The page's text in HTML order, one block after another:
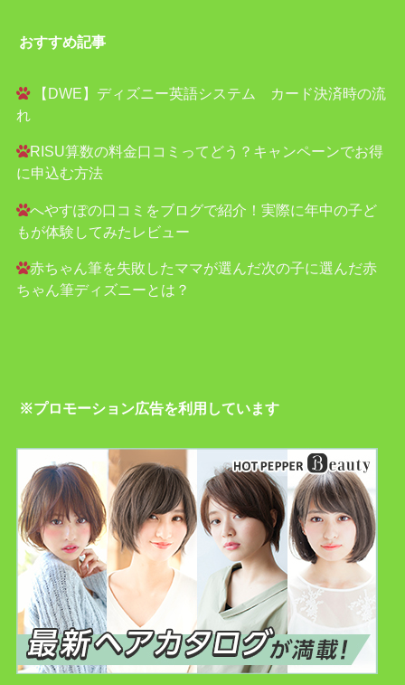
おすすめ記事
【DWE】ディズニー英語システム カード決済時の流
れ
RISU算数の料金口コミってどう？キャンペーンでお得
に申込む方法
へやすぽの口コミをブログで紹介！実際に年中の子ど
もが体験してみたレビュー
赤ちゃん筆を失敗したママが選んだ次の子に選んだ赤
ちゃん筆ディズニーとは？
※プロモーション広告を利用しています